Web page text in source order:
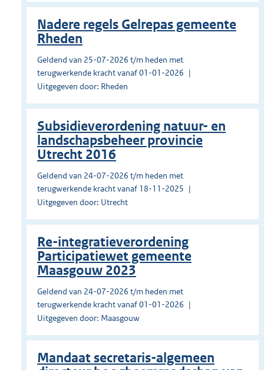
Nadere regels Gelrepas gemeente
Rheden
Geldend van 25-07-2026 t/m heden met
terugwerkende kracht vanaf 01-01-2026
Uitgegeven door: Rheden
Subsidieverordening natuur- en
landschapsbeheer provincie
Utrecht 2016
Geldend van 24-07-2026 t/m heden met
terugwerkende kracht vanaf 18-11-2025
Uitgegeven door: Utrecht
Re-integratieverordening
Participatiewet gemeente
Maasgouw 2023
Geldend van 24-07-2026 t/m heden met
terugwerkende kracht vanaf 01-01-2026
Uitgegeven door: Maasgouw
Mandaat secretaris-algemeen